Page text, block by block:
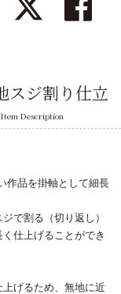
ジ割り仕立
Item Description
作品を掛軸として細長
で割る（切り返し）
仕上げることができ
げるため、無地に近